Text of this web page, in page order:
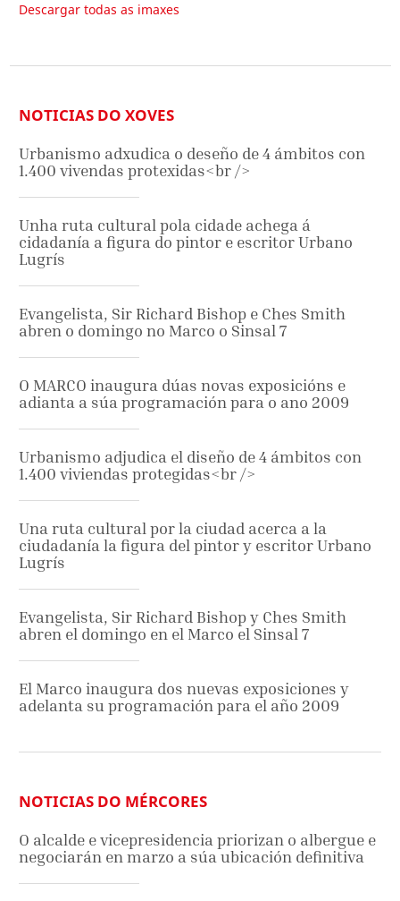
Descargar todas as imaxes
NOTICIAS DO XOVES
Urbanismo adxudica o deseño de 4 ámbitos con
1.400 vivendas protexidas<br />
Unha ruta cultural pola cidade achega á
cidadanía a figura do pintor e escritor Urbano
Lugrís
Evangelista, Sir Richard Bishop e Ches Smith
abren o domingo no Marco o Sinsal 7
O MARCO inaugura dúas novas exposicións e
adianta a súa programación para o ano 2009
Urbanismo adjudica el diseño de 4 ámbitos con
1.400 viviendas protegidas<br />
Una ruta cultural por la ciudad acerca a la
ciudadanía la figura del pintor y escritor Urbano
Lugrís
Evangelista, Sir Richard Bishop y Ches Smith
abren el domingo en el Marco el Sinsal 7
El Marco inaugura dos nuevas exposiciones y
adelanta su programación para el año 2009
NOTICIAS DO MÉRCORES
O alcalde e vicepresidencia priorizan o albergue e
negociarán en marzo a súa ubicación definitiva